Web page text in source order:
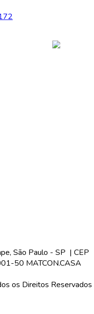
São Paulo - SP | CEP
50 MATCON.CASA
os Direitos Reservados